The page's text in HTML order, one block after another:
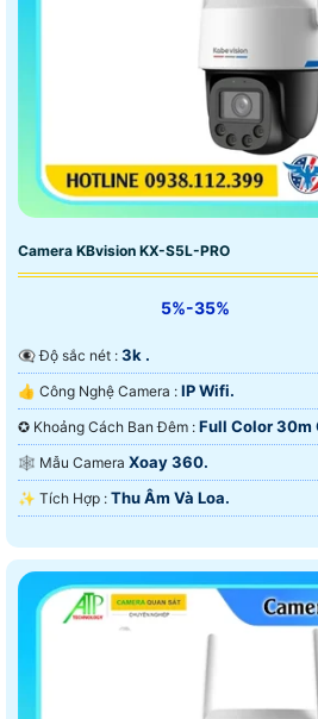
Camera KBvision KX-S5L-PRO
5%-35%
👁️‍🗨 Độ sắc nét : 3k .
👍 Công Nghệ Camera : IP Wifi.
✪ Khoảng Cách Ban Đêm : Full Color 30m
🕸️ Mẫu Camera Xoay 360.
️✨ Tích Hợp : Thu Âm Và Loa.